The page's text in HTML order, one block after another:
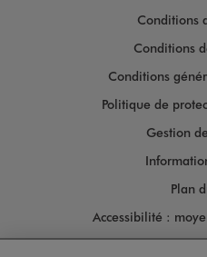
Conditions
Conditions
Conditions
Politique de
Gestion
Plan
Accessibilité :